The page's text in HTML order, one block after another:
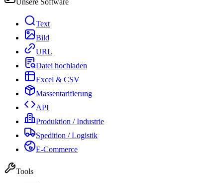
Unsere Software
Text
Bild
URL
Datei hochladen
Excel & CSV
Massentarifierung
API
Produktion / Industrie
Spedition / Logistik
E-Commerce
Tools